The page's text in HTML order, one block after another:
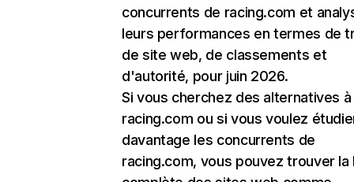
concurrents de racing.com et
leurs performances en termes de
de site web, de classements et
d'autorité, pour juin 2026.
Si vous cherchez des alternatives à
racing.com ou si vous voulez
davantage les concurrents de
racing.com, vous pouvez trouver la